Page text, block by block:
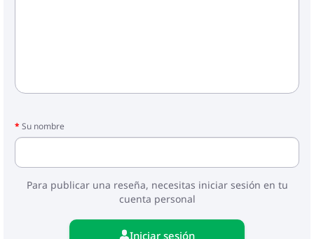
Su nombre
Para publicar una reseña, necesitas iniciar sesión en tu
cuenta personal
Iniciar sesión